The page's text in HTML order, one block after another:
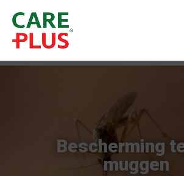
Bescherming
muggen